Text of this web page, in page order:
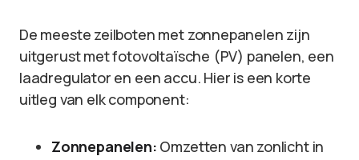
De meeste zeilboten met zonnepanelen zijn
uitgerust met fotovoltaïsche (PV) panelen, een
laadregulator en een accu. Hier is een korte
uitleg van elk component:
Zonnepanelen: Omzetten van zonlicht in